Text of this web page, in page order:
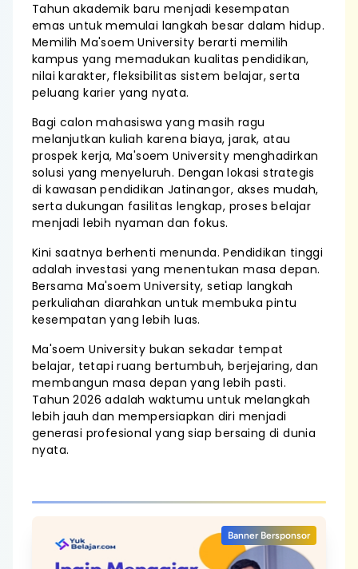
Tahun akademik baru menjadi kesempatan
emas untuk memulai langkah besar dalam hidup.
Memilih Ma'soem University berarti memilih
kampus yang memadukan kualitas pendidikan,
nilai karakter, fleksibilitas sistem belajar, serta
peluang karier yang nyata.
Bagi calon mahasiswa yang masih ragu
melanjutkan kuliah karena biaya, jarak, atau
prospek kerja, Ma'soem University menghadirkan
solusi yang menyeluruh. Dengan lokasi strategis
di kawasan pendidikan Jatinangor, akses mudah,
serta dukungan fasilitas lengkap, proses belajar
menjadi lebih nyaman dan fokus.
Kini saatnya berhenti menunda. Pendidikan tinggi
adalah investasi yang menentukan masa depan.
Bersama Ma'soem University, setiap langkah
perkuliahan diarahkan untuk membuka pintu
kesempatan yang lebih luas.
Ma'soem University bukan sekadar tempat
belajar, tetapi ruang bertumbuh, berjejaring, dan
membangun masa depan yang lebih pasti.
Tahun 2026 adalah waktumu untuk melangkah
lebih jauh dan mempersiapkan diri menjadi
generasi profesional yang siap bersaing di dunia
nyata.
Banner Bersponsor